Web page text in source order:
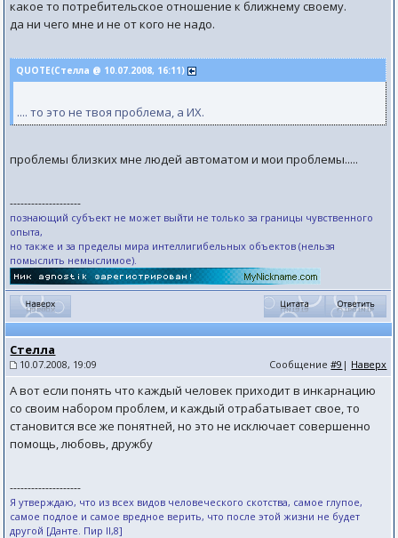
какое то потребительское отношение к ближнему своему.
да ни чего мне и не от кого не надо.
QUOTE(Стелла @ 10.07.2008, 16:11)
.... то это не твоя проблема, а ИХ.
проблемы близких мне людей автоматом и мои проблемы.....
--------------------
познающий субъект не может выйти не только за границы чувственного
опыта,
но также и за пределы мира интеллигибельных объектов (нельзя
помыслить немыслимое).
Стелла
10.07.2008, 19:09 Сообщение#9 | Наверх
А вот если понять что каждый человек приходит в инкарнацию
со своим набором проблем, и каждый отрабатывает свое, то
становится все же понятней, но это не исключает совершенно
помощь, любовь, дружбу
--------------------
Я утверждаю, что из всех видов человеческого скотства, самое глупое,
самое подлое и самое вредное верить, что после этой жизни не будет
другой [Данте. Пир II,8]